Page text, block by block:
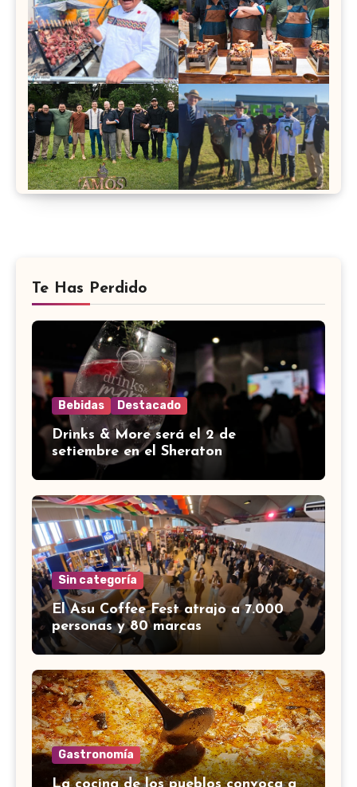
Te Has Perdido
Bebidas Destacado
Drinks & More será el 2 de
setiembre en el Sheraton
Sin categoría
El Asu Coffee Fest atrajo a 7.000
personas y 80 marcas
Gastronomía